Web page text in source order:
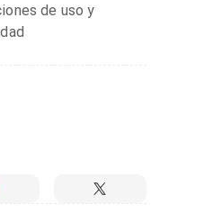
de uso y